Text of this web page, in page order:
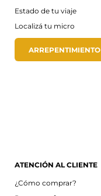
Estado de tu viaje
Localizá tu micro
ARREPENTIMIENTO
ATENCIÓN AL CLIENTE
¿Cómo comprar?